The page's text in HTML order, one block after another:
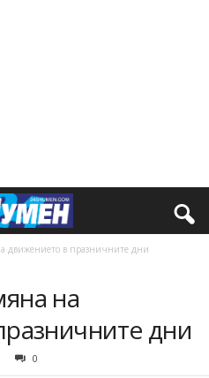
движението в празничните дни
на
дни
0